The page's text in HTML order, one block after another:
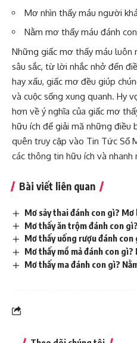
Mơ nhìn thấy máu người
Nằm mơ thấy máu đánh con
Những giấc mơ thấy máu
sâu sắc, từ lời nhắc nhở đến
hay xấu, giấc mơ đều giúp
và cuộc sống xung quanh. Hy
hơn về ý nghĩa của giấc mơ
hữu ích để giải mã những
quên truy cập vào Tin Tức Sổ
các thông tin hữu ích và nhanh
Bài viết liên quan
Mơ sảy thai đánh con gì?
Mơ thấy ăn trộm đánh con
Mơ thấy uống rượu đánh
Mơ thấy mồ mả đánh con
Mơ thấy ma đánh con gì?